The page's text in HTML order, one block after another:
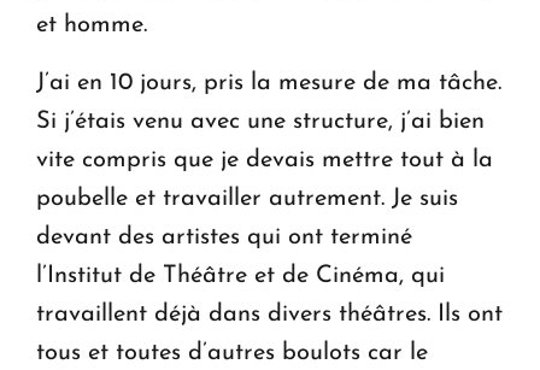
et homme.
J’ai en 10 jours, pris la mesure de ma tâche.
Si j’étais venu avec une structure, j’ai bien
vite compris que je devais mettre tout à la
poubelle et travailler autrement. Je suis
devant des artistes qui ont terminé
l’Institut de Théâtre et de Cinéma, qui
travaillent déjà dans divers théâtres. Ils ont
tous et toutes d’autres boulots car le